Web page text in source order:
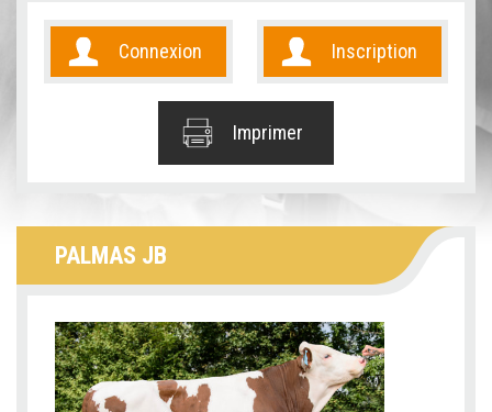
Connexion Inscription
Imprimer
PALMAS JB